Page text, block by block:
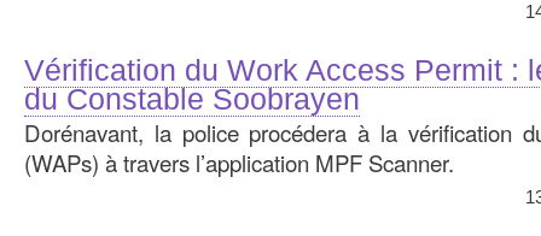
Vérification du Work Access Permit :
du Constable Soobrayen
Dorénavant, la police procédera à la vérification
(WAPs) à travers l’application MPF Scanner.